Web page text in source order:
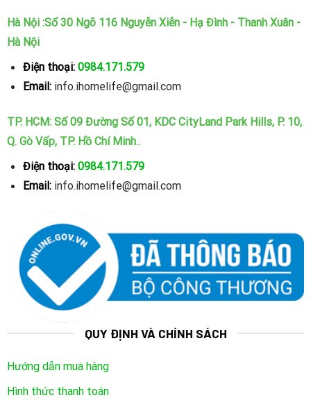
Hà Nội :Số 30 Ngõ 116 Nguyễn Xiễn - Hạ Đình - Thanh Xuân -
Hà Nội
Điện thoại: 0984.171.579
Email: info.ihomelife@gmail.com
TP. HCM: Số 09 Đường Số 01, KDC CityLand Park Hills, P. 10,
Q. Gò Vấp, TP. Hồ Chí Minh..
Điện thoại: 0984.171.579
Email: info.ihomelife@gmail.com
QUY ĐỊNH VÀ CHÍNH SÁCH
Hướng dẫn mua hàng
Hình thức thanh toán